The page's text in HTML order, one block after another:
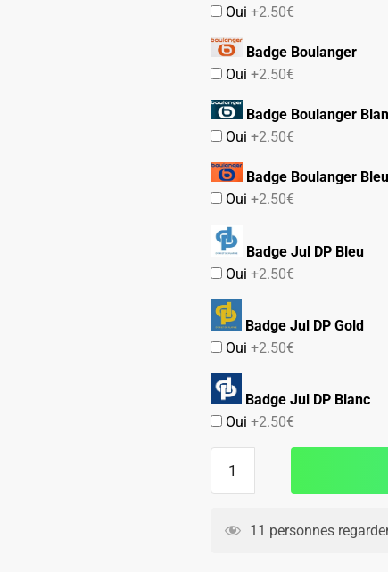
Oui+2.50€
Badge Boulanger
Oui+2.50€
Badge Boulanger
Oui+2.50€
Badge Boulanger Bleu
Oui+2.50€
Badge Jul DP Bleu
Oui+2.50€
Badge Jul DP Gold
Oui+2.50€
Badge Jul DP Blanc
Oui+2.50€
OM
11 personnes